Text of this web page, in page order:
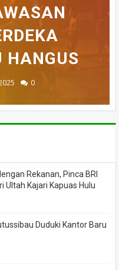
DUNIA
0
HANGUS
0
0
PAKAIAN
LUDES
API
00
Rekanan, Pinca BRI
Ultah Kajari Kapuas Hulu
Duduki Kantor Baru